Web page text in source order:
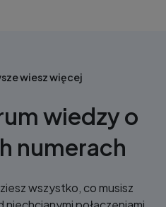
wiesz więcej
wiedzy o
numerach
wszystko, co musisz